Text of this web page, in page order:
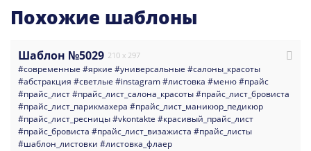
Похожие шаблоны
Шаблон №5029 210 x 297
#современные #яркие #универсальные #салоны_красоты
#абстракция #светлые #instagram#листовка #меню#прайс
#прайс_лист#прайс_лист_салона_красоты#прайс_лист_бровиста
#прайс_лист_парикмахера #прайс_лист_маникюр_педикюр
#прайс_лист_ресницы#vkontakte #красивый_прайс_лист
#прайс_бровиста #прайс_лист_визажиста #прайс_листы
#шаблон_листовки #листовка_флаер